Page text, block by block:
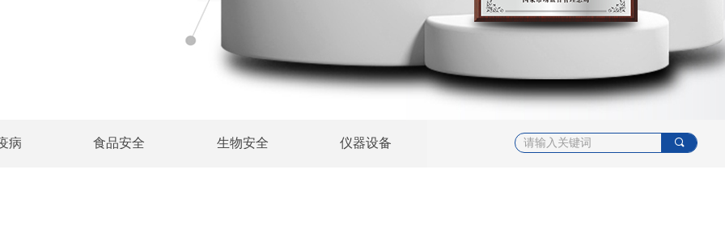
끠
病 食品安全 生物安全 仪器设备